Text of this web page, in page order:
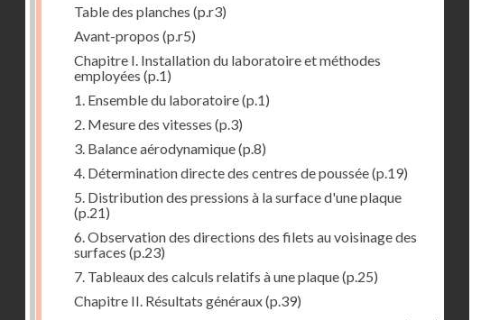
Table des planches (p.r3)
Avant-propos (p.r5)
Chapitre I. Installation du laboratoire et méthodes
employées (p.1)
1. Ensemble du laboratoire(p.1)
2. Mesure des vitesses (p.3)
3. Balance aérodynamique(p.8)
4. Détermination directe des centres de poussée(p.19)
5. Distribution des pressions à la surface d'une plaque
(p.21)
6. Observation des directions des filets au voisinage des
surfaces (p.23)
7. Tableaux des calculs relatifs à une plaque(p.25)
Chapitre II. Résultats généraux(p.39)